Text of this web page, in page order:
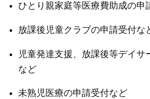
ひとり親家庭等医療費助成の申
放課後児童クラブの申請受付な
児童発達支援、放課後等デイサ
など
未熟児医療の申請受付など